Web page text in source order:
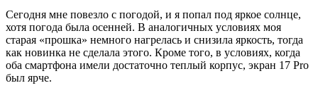
Сегодня мне повезло с погодой, и я попал под яркое солнце,
хотя погода была осенней. В аналогичных условиях моя
старая «прошка» немного нагрелась и снизила яркость, тогда
как новинка не сделала этого. Кроме того, в условиях, когда
оба смартфона имели достаточно теплый корпус, экран 17 Pro
был ярче.